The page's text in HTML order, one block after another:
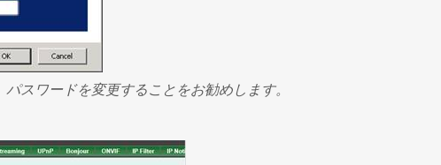
パスワードを変更することをお勧めします。